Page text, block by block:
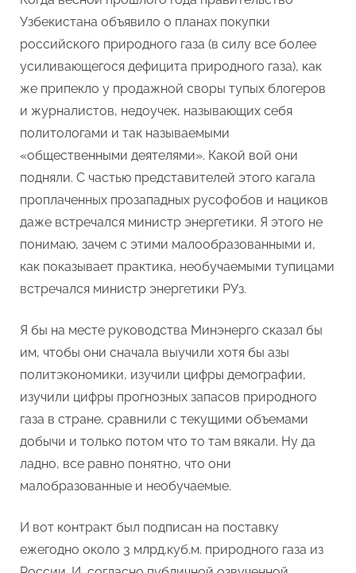
вопрос
Узбекистана объявило о планах покупки
российского природного газа (в силу все более
усиливающегося дефицита природного газа), как
же припекло у продажной своры тупых блогеров
и журналистов, недоучек, называющих себя
политологами и так называемыми
«общественными деятелями». Какой вой они
подняли. С частью представителей этого кагала
проплаченных прозападных русофобов и нациков
даже встречался министр энергетики. Я этого не
понимаю, зачем с этими малообразованными и,
как показывает практика, необучаемыми тупицами
встречался министр энергетики РУз.
Я бы на месте руководства Минэнерго сказал бы
им, чтобы они сначала выучили хотя бы азы
политэкономики, изучили цифры демографии,
изучили цифры прогнозных запасов природного
газа в стране, сравнили с текущими объемами
добычи и только потом что то там вякали. Ну да
ладно, все равно понятно, что они
малобразованные и необучаемые.
И вот контракт был подписан на поставку
ежегодно около 3 млрд.куб.м. природного газа из